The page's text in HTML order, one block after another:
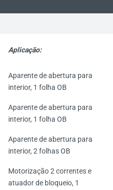
Aplicação:
Aparente de abertura para
interior, 1 folha OB
Aparente de abertura para
interior, 1 folha OB
Aparente de abertura para
interior, 2 folhas OB
Motorização 2 correntes e
atuador de bloqueio, 1